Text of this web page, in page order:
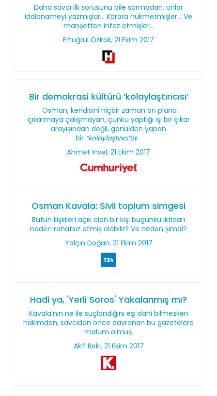
Daha savcı ilk sorusunu bile sormadan, onlar
iddianameyi yazmışlar... Karara hükmetmişler... Ve
manşetten infaz etmişler...
Ertuğrul Özkök, 21 Ekim 2017
Bir demokrasi kültürü ‘kolaylaştırıcısı’
Osman, kendisini hiçbir zaman ön plana
çıkarmaya çalışmayan, çünkü yaptığı işi bir çıkar
arayışından değil, gönülden yapan
bir “kolaylaştırıcı”dır.
Ahmet İnsel, 21 Ekim 2017
Osman Kavala: Sivil toplum simgesi
Bütün ilişkileri açık olan bir kişi bugünkü iktidarı
neden rahatsız etmiş olabilir? Ve neden şimdi?
Yalçın Doğan, 21 Ekim 2017
Hadi ya, 'Yerli Soros' Yakalanmış mı?
Kavala’nın ne ile suçlandığını eşi dahi bilmezken
hakimden, savcıdan önce davranan bu gazetelere
malum olmuş.
Akif Beki, 21 Ekim 2017